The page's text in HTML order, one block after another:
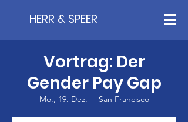
HERR & SPEER
Vortrag: Der
Gender Pay Gap
Mo., 19. Dez.
  |
San Francisco